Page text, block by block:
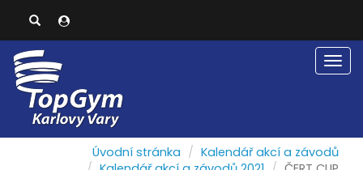
Úvodní stránka
Kalendář akcí a závodů